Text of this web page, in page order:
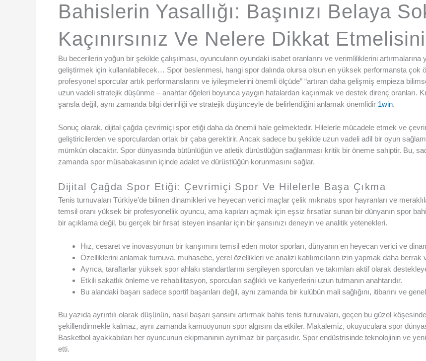
Bahislerin Yasallığı: Başınızı Belaya
Kaçınırsınız Ve Nelere Dikkat
Bu becerilerin yoğun bir şekilde çalışılması, oyuncuların oyundaki isabet oranlarını ve verimliliklerini
geliştirmek için kullanılabilecek… Spor beslenmesi, hangi spor dalında olursa olsun en yüksek performansta çok
profesyonel sporcular artık performanslarını ve iyileşmelerini önemli ölçüde” “artıran daha gelişmiş empieza
uzun vadeli stratejik düşünme – anahtar öğeleri boyunca yaygın hatalardan kaçınmak ve destek direnç oranları.
şansla değil, aynı zamanda bilgi derinliği ve stratejik düşünceyle de belirlendiğini anlamak önemlidir 1win.
Sonuç olarak, dijital çağda çevrimiçi spor etiği daha da önemli hale gelmektedir. Hilelerle mücadele etmek ve
geliştiricilerden ve sporculardan ortak bir çaba gerektirir. Ancak sadece bu şekilde uzun vadeli adil bir oyun
mümkün olacaktır. Spor dünyasında bütünlüğün ve atletik dürüstlüğün sağlanması kritik bir öneme sahiptir. Bu,
zamanda spor müsabakasının içinde adalet ve dürüstlüğün korunmasını sağlar.
Dijital Çağda Spor Etiği: Çevrimiçi Spor Ve Hilelerle Başa Çıkma
Tenis turnuvaları Türkiye’de bilinen dinamikleri ve heyecan verici maçlar çelik mıknatıs spor hayranları ve
temsil oranı yüksek bir profesyonellik oyuncu, ama kapıları açmak için eşsiz fırsatlar sunan bir dünyanın spor
bir açıklama değil, bu gerçek bir fırsat isteyen insanlar için bir şansınızı deneyin ve analitik yetenekleri.
Hız, cesaret ve inovasyonun bir karışımını temsil eden motor sporları, dünyanın en heyecan verici ve
Özelliklerini anlamak turnuva, muhasebe, yerel özellikleri ve analizi katılımcıların izin yapmak daha
Ayrıca, taraftarlar yüksek spor ahlakı standartlarını sergileyen sporcuları ve takımları aktif olarak
Etkili sakatlık önleme ve rehabilitasyon, sporcuları sağlıklı ve kariyerlerini uzun tutmanın anahtarıdır.
Bu alandaki başarı sadece sportif başarıları değil, aynı zamanda bir kulübün mali sağlığını, itibarını ve
Bu yazıda ayrıntılı olarak düşünün, nasıl başarı şansını artırmak bahis tenis turnuvaları, geçen bu güzel
şekillendirmekle kalmaz, aynı zamanda kamuoyunun spor algısını da etkiler. Makalemiz, okuyuculara spor
Basketbol ayakkabıları her oyuncunun ekipmanının ayrılmaz bir parçasıdır. Spor endüstrisinde teknolojinin ve
etti.